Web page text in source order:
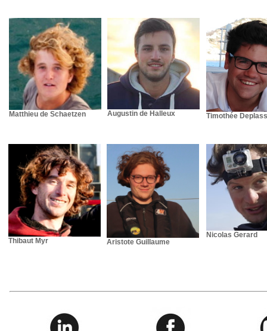
Matthieu de Schaetzen Augustin de Halleux Timothée
Thibaut Myr Aristote Guillaume
Nicolas Gerard